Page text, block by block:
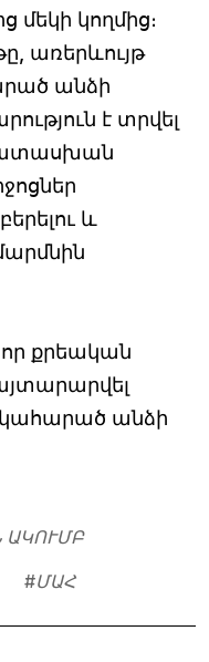
մեկի կողմից։
առերևույթ
անձի
է տրվել
և
քրեական
անձի
ԱԿՈՒՄԲ
#ՄԱՀ